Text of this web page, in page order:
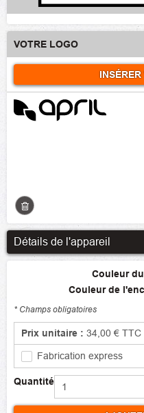
VOTRE LOGO
Détails de l'appareil
Couleur
Couleur de
* Champs obligatoires
Prix unitaire : 34,00 € TTC
Fabrication express
Quantité